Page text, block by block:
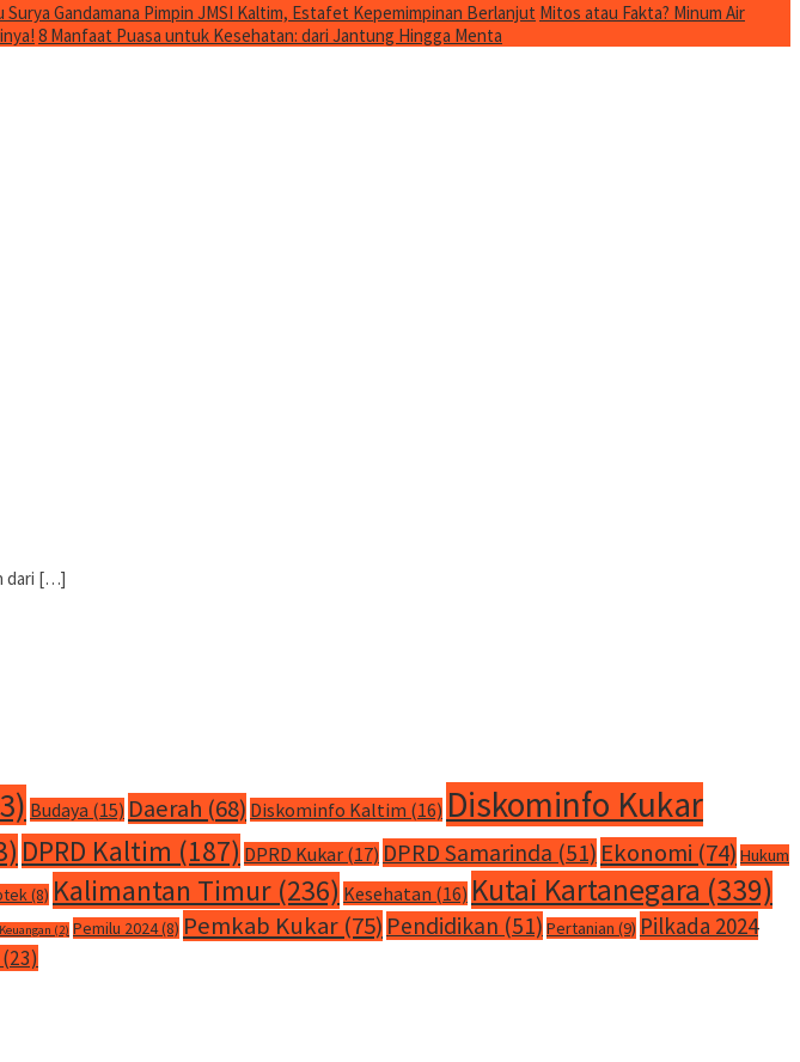
Surya Gandamana Pimpin JMSI Kaltim, Estafet Kepemimpinan Berlanjut Mitos atau Fakta? Minum Air
8 Manfaat Puasa untuk Kesehatan: dari Jantung Hingga Menta
dari […]
Budaya (15) Daerah (68) Diskominfo Kaltim (16) Diskominfo Kukar
DPRD Kaltim (187) DPRD Kukar (17) DPRD Samarinda (51) Ekonomi (74) Hukum
(8) Kalimantan Timur (236) Kesehatan (16) Kutai Kartanegara (339)
(2) Pemilu 2024(8) Pemkab Kukar (75) Pendidikan (51) Pertanian (9) Pilkada 2024
(23)